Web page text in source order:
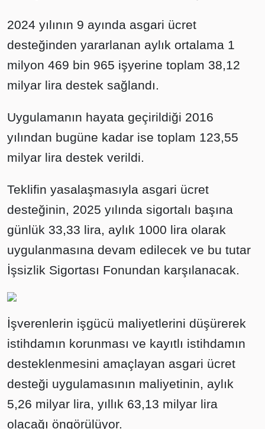
2024 yılının 9 ayında asgari ücret
desteğinden yararlanan aylık ortalama 1
milyon 469 bin 965 işyerine toplam 38,12
milyar lira destek sağlandı.
Uygulamanın hayata geçirildiği 2016
yılından bugüne kadar ise toplam 123,55
milyar lira destek verildi.
Teklifin yasalaşmasıyla asgari ücret
desteğinin, 2025 yılında sigortalı başına
günlük 33,33 lira, aylık 1000 lira olarak
uygulanmasına devam edilecek ve bu tutar
İşsizlik Sigortası Fonundan karşılanacak.
İşverenlerin işgücü maliyetlerini düşürerek
istihdamın korunması ve kayıtlı istihdamın
desteklenmesini amaçlayan asgari ücret
desteği uygulamasının maliyetinin, aylık
5,26 milyar lira, yıllık 63,13 milyar lira
olacağı öngörülüyor.